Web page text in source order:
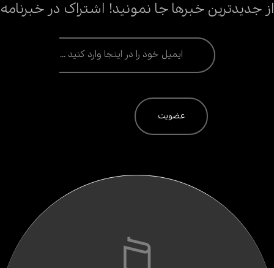
از جدیدترین خبرها جا نمونید! اشتراک در خبرنامه